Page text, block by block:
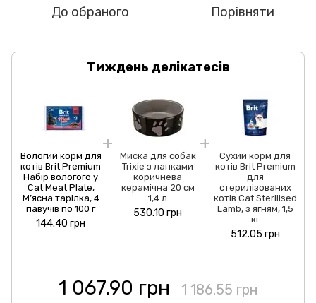
До обраного Порівняти
Тиждень делікатесів
Вологий корм для
котів Brit Premium
Набір вологого у
Cat Meat Plate,
М’ясна тарілка, 4
павучів по 100 г
144.40 грн
Миска для собак
Trixie з лапками
коричнева
керамічна 20 см
1,4 л
530.10 грн
Сухий корм для
котів Brit Premium
для
стерилізованих
котів Cat Sterilised
Lamb, з ягням, 1,5
кг
512.05 грн
1 067.90 грн 1 186.55 грн